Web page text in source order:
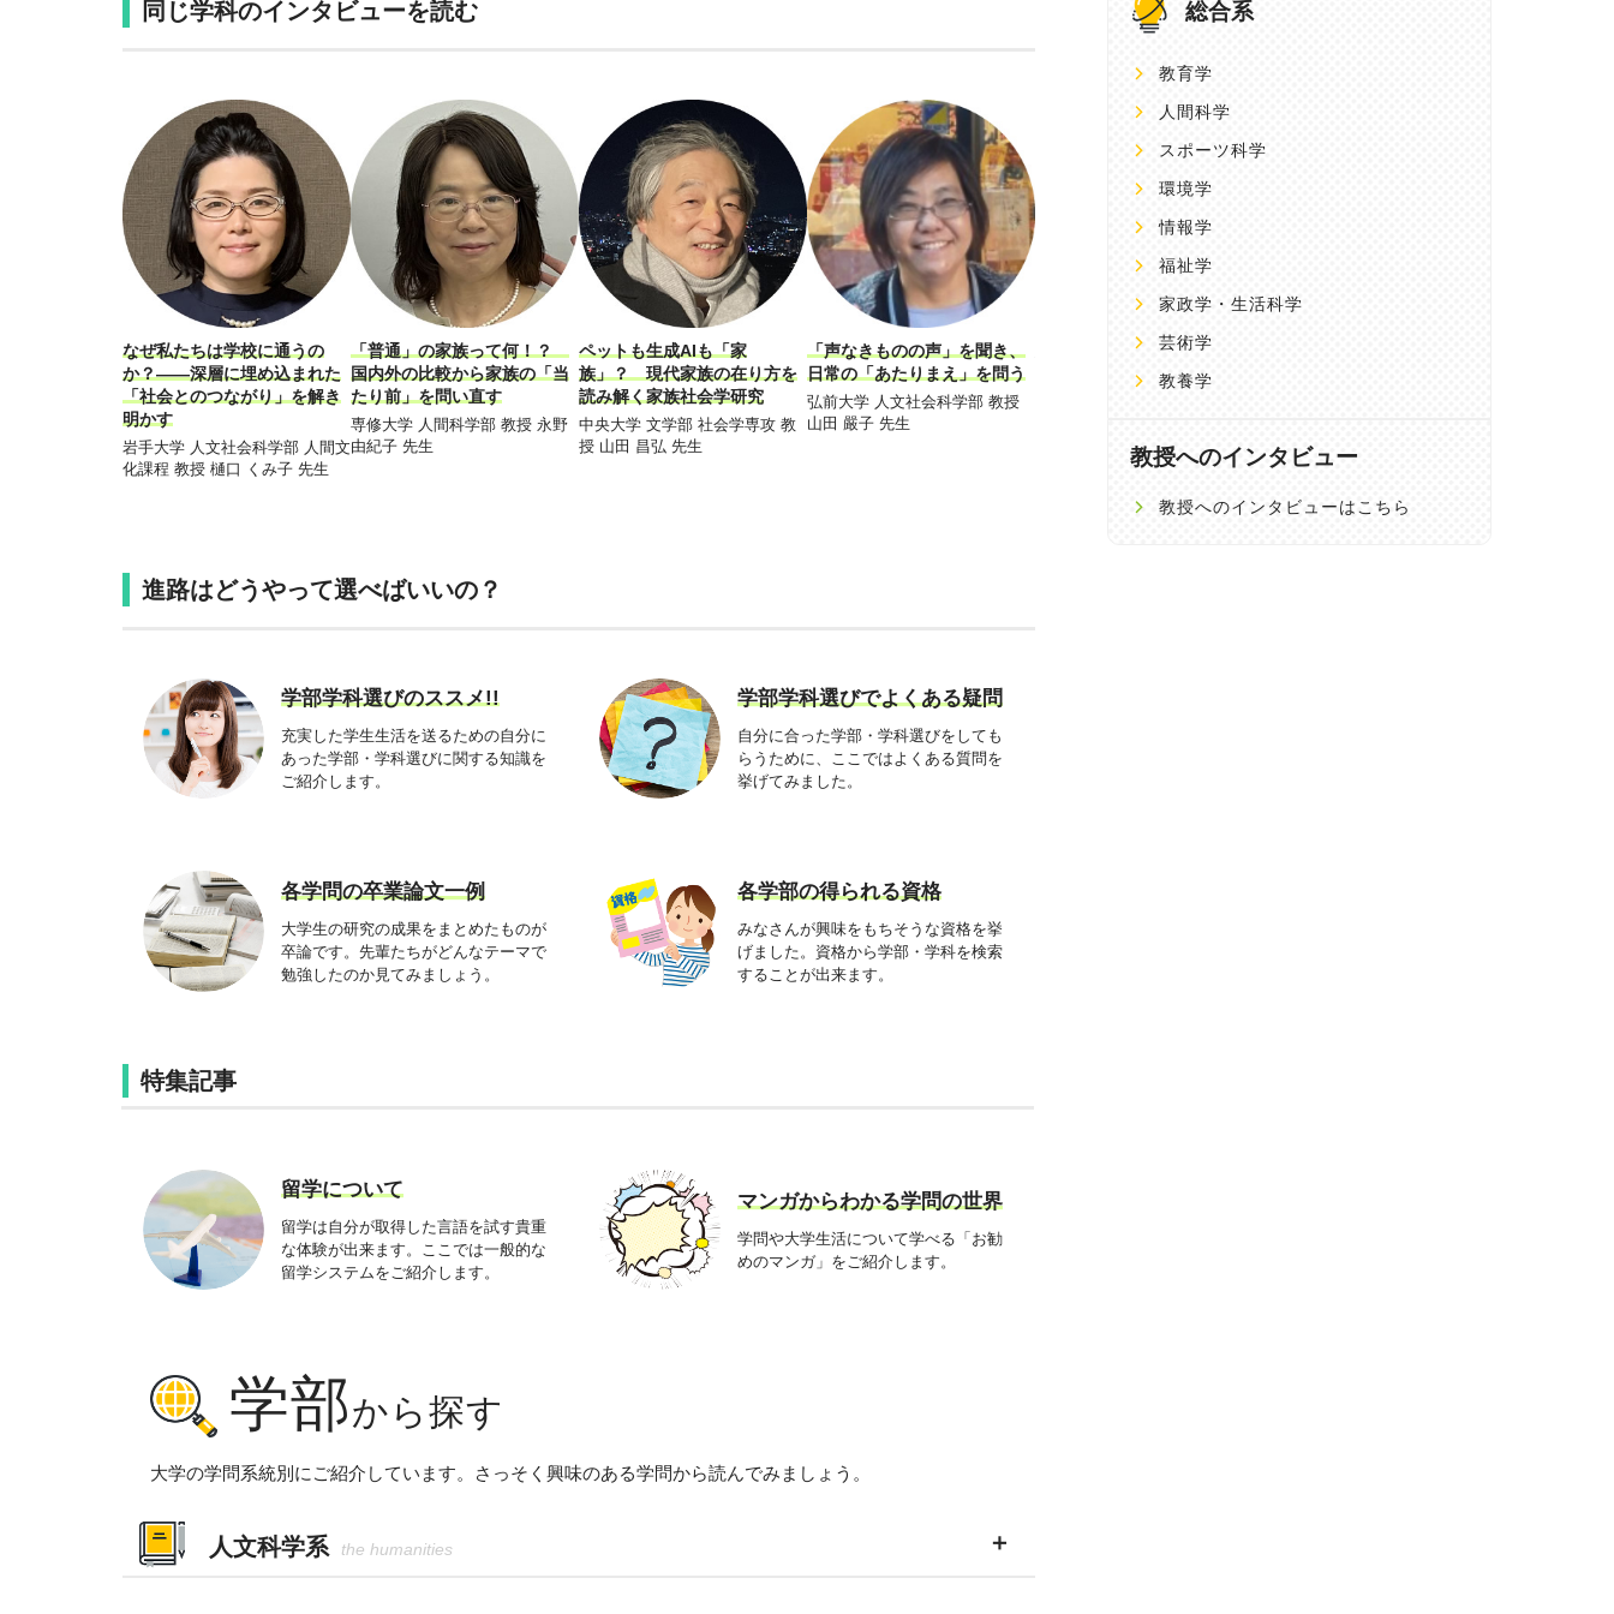
同じ学科のインタビューを読む
なぜ私たちは学校に通うの
か？――深層に埋め込まれた
「社会とのつながり」を解き
明かす
岩手大学 人文社会科学部 人間文
化課程 教授 樋口 くみ子 先生
「普通」の家族って何！？
国内外の比較から家族の「当
たり前」を問い直す
専修大学 人間科学部 教授 永野
由紀子 先生
ペットも生成AIも「家
族」？ 現代家族の在り方を
読み解く家族社会学研究
中央大学 文学部 社会学専攻 教
授 山田 昌弘 先生
「声なきものの声」を聞き、
日常の「あたりまえ」を問う
弘前大学 人文社会科学部 教授
山田 嚴子 先生
大麻は違法か合法か
――「犯罪」を通して見る社
コミュニケーション学科 准教
授 David Brewster（デイビッ
学科 教授 ジェームズ・ファーラ
ー 先生
進路はどうやって選べばいいの？
学部学科選びのススメ!!
充実した学生生活を送るための自分に
あった学部・学科選びに関する知識を
ご紹介します。
学部学科選びでよくある疑問
自分に合った学部・学科選びをしても
らうために、ここではよくある質問を
挙げてみました。
各学問の卒業論文一例
大学生の研究の成果をまとめたものが
卒論です。先輩たちがどんなテーマで
勉強したのか見てみましょう。
各学部の得られる資格
みなさんが興味をもちそうな資格を挙
げました。資格から学部・学科を検索
することが出来ます。
特集記事
留学について
留学は自分が取得した言語を試す貴重
な体験が出来ます。ここでは一般的な
留学システムをご紹介します。
マンガからわかる学問の世界
学問や大学生活について学べる「お勧
めのマンガ」をご紹介します。
学部から探す
大学の学問系統別にご紹介しています。さっそく興味のある学問から読んでみましょう。
人文科学系 the humanities
総合系
教育学
人間科学
スポーツ科学
環境学
情報学
福祉学
家政学・生活科学
芸術学
教養学
教授へのインタビュー
教授へのインタビューはこちら